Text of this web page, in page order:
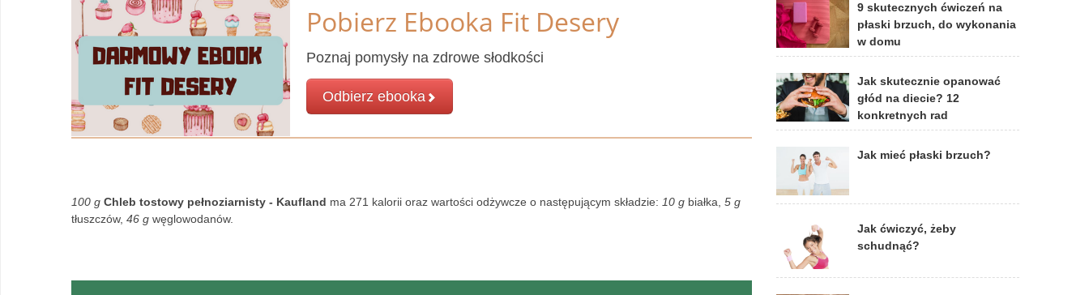
Pobierz Ebooka Fit Desery
Poznaj pomysły na zdrowe słodkości
Odbierz ebooka
100 g Chleb tostowy pełnoziarnisty - Kaufland ma 271 kalorii oraz wartości odżywcze o następującym składzie: 10 g białka, 5 g
tłuszczów, 46 g węglowodanów.
9 skutecznych ćwiczeń na
płaski brzuch, do wykonania
w domu
Jak skutecznie opanować
głód na diecie? 12
konkretnych rad
Jak mieć płaski brzuch?
Jak ćwiczyć, żeby
schudnąć?